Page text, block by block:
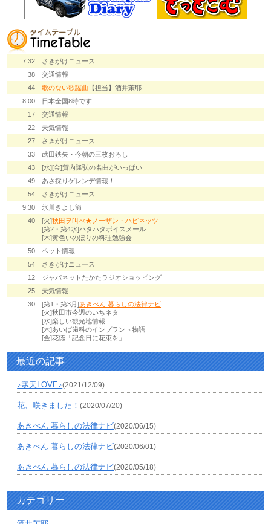
7:32
さきがけニュース
38
交通情報
44
歌のない歌謡曲 【担当】酒井茉耶
8:00
日本全国8時です
17
交通情報
22
天気情報
27
さきがけニュース
33
武田鉄矢・今朝の三枚おろし
43
[水][金]賀内隆弘の名曲がいっぱい
49
あさ採りゲレンデ情報！
54
さきがけニュース
9:30
氷川きよし節
40
[火]秋田ヲ叫べ★ノーザン・ハピネッツ
[第2・第4水]ハタハタボイスメール
[木]黄色いのぼりの料理勉強会
50
ペット情報
54
さきがけニュース
12
ジャパネットたかたラジオショッピング
25
天気情報
30
[第1・第3月]あきべん 暮らしの法律ナビ
[火]秋田市今週のいちネタ
[水]楽しい観光地情報
[木]あいば歯科のインプラント物語
[金]花徳「記念日に花束を」
最近の記事
♪寒天LOVE♪(2021/12/09)
花、咲きました！(2020/07/20)
あきべん 暮らしの法律ナビ(2020/06/15)
あきべん 暮らしの法律ナビ(2020/06/01)
あきべん 暮らしの法律ナビ(2020/05/18)
カテゴリー